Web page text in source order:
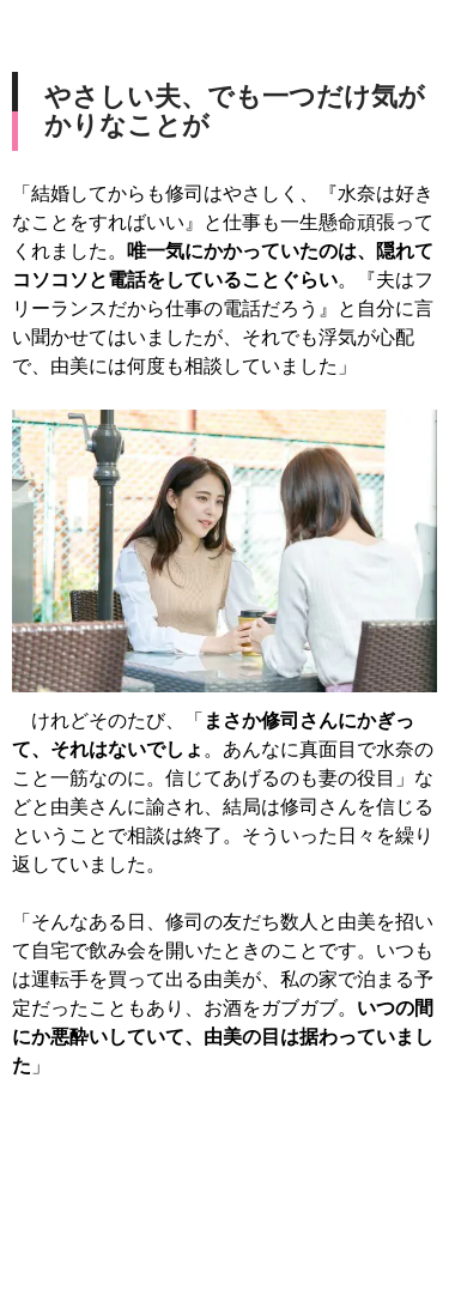
やさしい夫、でも一つだけ気が
かりなことが
「結婚してからも修司はやさしく、『水奈は好き
なことをすればいい』と仕事も一生懸命頑張って
くれました。
唯一気にかかっていたのは、隠れて
コソコソと電話をしていることぐらい。『夫はフ
リーランスだから仕事の電話だろう』と自分に言
い聞かせてはいましたが、それでも浮気が心配
で、由美には何度も相談していました」
けれどそのたび、「 まさか修司さんにかぎっ
て、それはないでしょ 。あんなに真面目で水奈の
こと一筋なのに。信じてあげるのも妻の役目」な
どと由美さんに諭され、結局は修司さんを信じる
ということで相談は終了。そういった日々を繰り
返していました。
「そんなある日、修司の友だち数人と由美を招い
て自宅で飲み会を開いたときのことです。いつも
は運転手を買って出る由美が、私の家で泊まる予
定だったこともあり、お酒をガブガブ。 いつの間
にか悪酔いしていて、由美の目は据わっていまし
た 」